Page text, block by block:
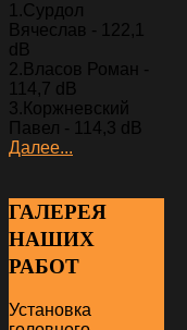
1.Сурдол
Вячеслав - 122,1
dB
2.Власов Роман -
114,7 dB
3.Коржневский
Павел - 114,3 dB
Далее...
ГАЛЕРЕЯ
НАШИХ
РАБОТ
Установка